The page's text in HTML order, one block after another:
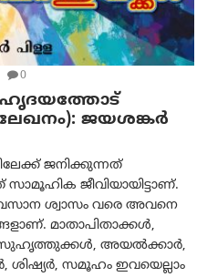
0
ഹൃദയത്തോട്
ജയശങ്കര്‍
ജനിക്കുന്നത്
സാമൂഹിക ജീവിയായിട്ടാണ്.
ശ്വാസം വരെ അവനെ
മാതാപിതാക്കൾ,
അയൽക്കാർ,
സമൂഹം ഇവയെല്ലാം